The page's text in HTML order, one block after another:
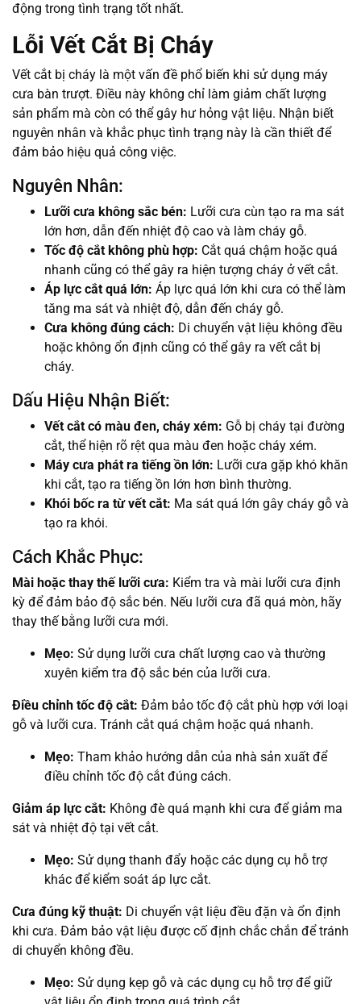
động trong tình trạng tốt nhất.
Lỗi Vết Cắt Bị Cháy
Vết cắt bị cháy là một vấn đề phổ biến khi sử dụng máy
cưa bàn trượt. Điều này không chỉ làm giảm chất lượng
sản phẩm mà còn có thể gây hư hỏng vật liệu. Nhận biết
nguyên nhân và khắc phục tình trạng này là cần thiết để
đảm bảo hiệu quả công việc.
Nguyên Nhân:
Lưỡi cưa không sắc bén: Lưỡi cưa cùn tạo ra ma sát
lớn hơn, dẫn đến nhiệt độ cao và làm cháy gỗ.
Tốc độ cắt không phù hợp: Cắt quá chậm hoặc quá
nhanh cũng có thể gây ra hiện tượng cháy ở vết cắt.
Áp lực cắt quá lớn: Áp lực quá lớn khi cưa có thể làm
tăng ma sát và nhiệt độ, dẫn đến cháy gỗ.
Cưa không đúng cách: Di chuyển vật liệu không đều
hoặc không ổn định cũng có thể gây ra vết cắt bị
cháy.
Dấu Hiệu Nhận Biết:
Vết cắt có màu đen, cháy xém: Gỗ bị cháy tại đường
cắt, thể hiện rõ rệt qua màu đen hoặc cháy xém.
Máy cưa phát ra tiếng ồn lớn: Lưỡi cưa gặp khó khăn
khi cắt, tạo ra tiếng ồn lớn hơn bình thường.
Khói bốc ra từ vết cắt: Ma sát quá lớn gây cháy gỗ và
tạo ra khói.
Cách Khắc Phục:
Mài hoặc thay thế lưỡi cưa: Kiểm tra và mài lưỡi cưa định
kỳ để đảm bảo độ sắc bén. Nếu lưỡi cưa đã quá mòn, hãy
thay thế bằng lưỡi cưa mới.
Mẹo: Sử dụng lưỡi cưa chất lượng cao và thường
xuyên kiểm tra độ sắc bén của lưỡi cưa.
Điều chỉnh tốc độ cắt: Đảm bảo tốc độ cắt phù hợp với loại
gỗ và lưỡi cưa. Tránh cắt quá chậm hoặc quá nhanh.
Mẹo: Tham khảo hướng dẫn của nhà sản xuất để
điều chỉnh tốc độ cắt đúng cách.
Giảm áp lực cắt: Không đè quá mạnh khi cưa để giảm ma
sát và nhiệt độ tại vết cắt.
Mẹo: Sử dụng thanh đẩy hoặc các dụng cụ hỗ trợ
khác để kiểm soát áp lực cắt.
Cưa đúng kỹ thuật: Di chuyển vật liệu đều đặn và ổn định
khi cưa. Đảm bảo vật liệu được cố định chắc chắn để tránh
di chuyển không đều.
Mẹo: Sử dụng kẹp gỗ và các dụng cụ hỗ trợ để giữ